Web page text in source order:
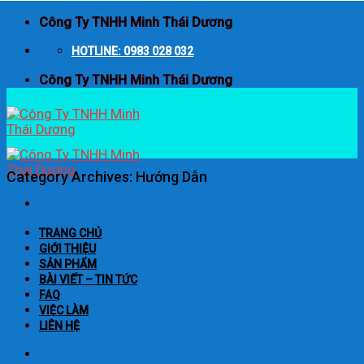
Skip
content
Công Ty TNHH Minh Thái Dương
HOTLINE: 0983 028 032
Công Ty TNHH Minh Thái Dương
TRANG CHỦ
GIỚI THIỆU
SẢN PHẨM
BÀI VIẾT – TIN TỨC
FAQ
VIỆC LÀM
LIÊN HỆ
Category Archives: Hướng Dẫn